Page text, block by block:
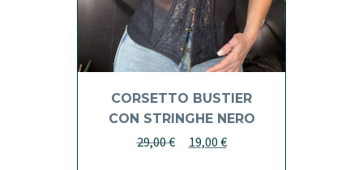
CORSETTO BUSTIER
CON STRINGHE NERO
29,00€
Il19,00 €